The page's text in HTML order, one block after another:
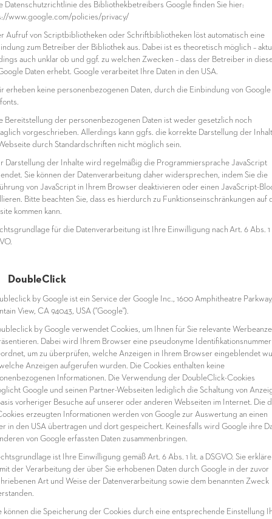
Datenschutzrichtlinie des Bibliothekbetreibers Google finden Sie hier:
www.google.com/policies/privacy/
Aufruf von Scriptbibliotheken oder Schriftbibliotheken löst automatisch eine
zum Betreiber der Bibliothek aus. Dabei ist es theoretisch möglich –
auch unklar ob und ggf. zu welchen Zwecken – dass der Betreiber in
Daten erhebt. Google verarbeitet Ihre Daten in den USA.
erheben keine personenbezogenen Daten, durch die Einbindung von Google
Bereitstellung der personenbezogenen Daten ist weder gesetzlich noch
vorgeschrieben. Allerdings kann ggfs. die korrekte Darstellung der
durch Standardschriften nicht möglich sein.
Darstellung der Inhalte wird regelmäßig die Programmiersprache JavaScript
Sie können der Datenverarbeitung daher widersprechen, indem Sie die
von JavaScript in Ihrem Browser deaktivieren oder einen JavaScript-
Bitte beachten Sie, dass es hierdurch zu Funktionseinschränkungen auf
kommen kann.
für die Datenverarbeitung ist Ihre Einwilligung nach Art. 6 Abs. 1
DoubleClick
by Google ist ein Service der Google Inc., 1600 Amphitheatre
View, CA 94043, USA ("Google").
by Google verwendet Cookies, um Ihnen für Sie relevante
Dabei wird Ihrem Browser eine pseudonyme
um zu überprüfen, welche Anzeigen in Ihrem Browser eingeblendet
Anzeigen aufgerufen wurden. Die Cookies enthalten keine
Informationen. Die Verwendung der DoubleClick-Cookies
Google und seinen Partner-Webseiten lediglich die Schaltung von
vorheriger Besuche auf unserer oder anderen Webseiten im Internet. Die
erzeugten Informationen werden von Google zur Auswertung an einen
in den USA übertragen und dort gespeichert. Keinesfalls wird Google ihre
von Google erfassten Daten zusammenbringen.
ist Ihre Einwilligung gemäß Art. 6 Abs. 1 lit. a DSGVO. Sie
der Verarbeitung der über Sie erhobenen Daten durch Google in der zuvor
Art und Weise der Datenverarbeitung sowie dem benannten Zweck
können die Speicherung der Cookies durch eine entsprechende Einstellung